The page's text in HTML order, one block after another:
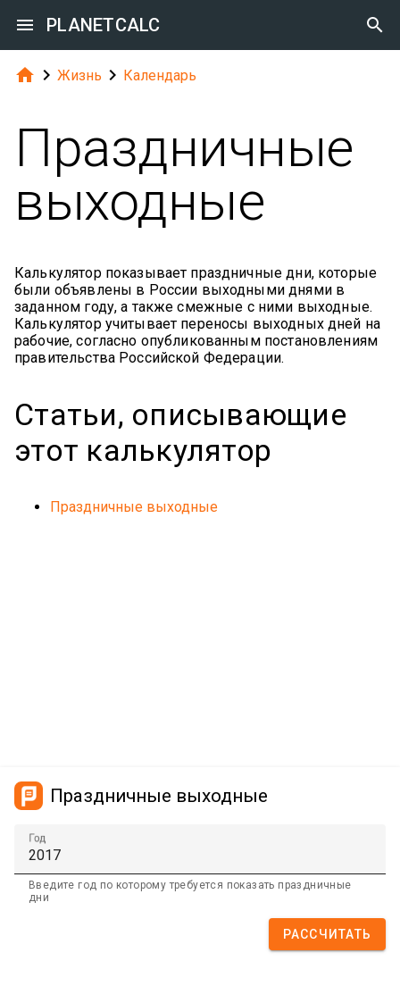
 PLANETCALC 
  Жизнь  Календарь
Праздничные
выходные
Калькулятор показывает праздничные дни, которые
были объявлены в России выходными днями в
заданном году, а также смежные с ними выходные.
Калькулятор учитывает переносы выходных дней на
рабочие, согласно опубликованным постановлениям
правительства Российской Федерации.
Статьи, описывающие
этот калькулятор
Праздничные выходные
Праздничные выходные
Год
Введите год по которому требуется показать праздничные
дни
РАССЧИТАТЬ